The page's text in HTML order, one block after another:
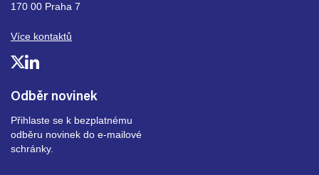
Odběr novinek
Přihlaste se k bezplatnému
odběru novinek do e-mailové
schránky.
170 00 Praha 7
Více kontaktů